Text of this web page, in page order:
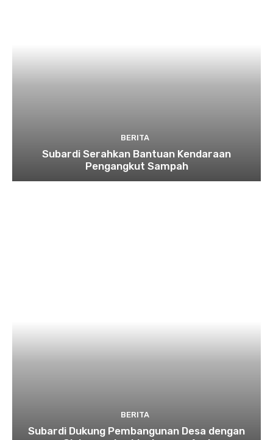
BERITA
Subardi Serahkan Bantuan Kendaraan
Pengangkut Sampah
BERITA
Subardi Dukung Pembangunan Desa dengan